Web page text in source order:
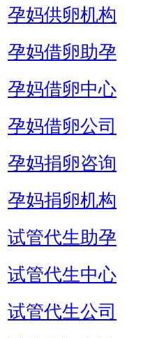
孕妈供卵机构
孕妈借卵助孕
孕妈借卵中心
孕妈借卵公司
孕妈捐卵咨询
孕妈捐卵机构
试管代生助孕
试管代生中心
试管代生公司